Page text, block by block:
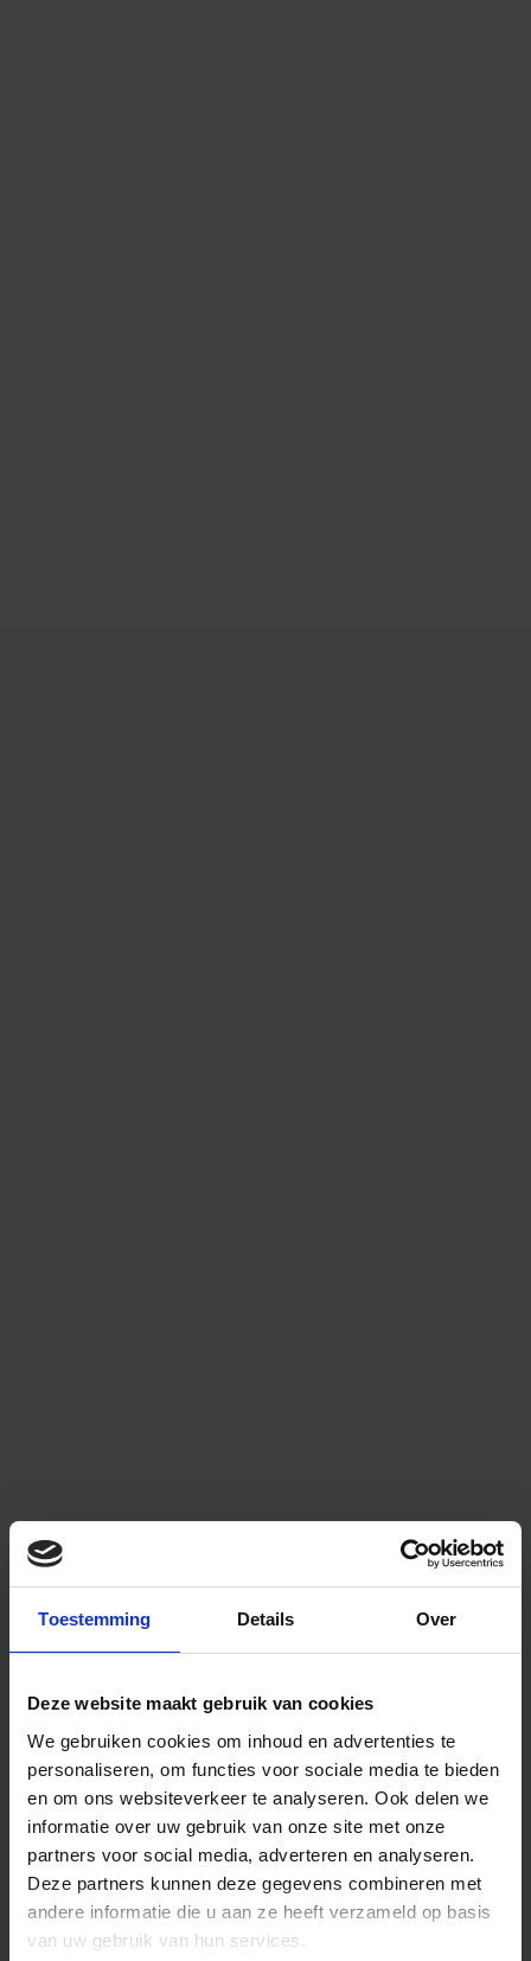
Toestemming Details Over
Deze website maakt gebruik van cookies
We gebruiken cookies om inhoud en advertenties te
personaliseren, om functies voor sociale media te bieden
en om ons websiteverkeer te analyseren. Ook delen we
informatie over uw gebruik van onze site met onze
partners voor social media, adverteren en analyseren.
Deze partners kunnen deze gegevens combineren met
andere informatie die u aan ze heeft verzameld op basis
van uw gebruik van hun services.